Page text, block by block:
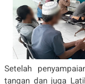
Setelah
tangan dan juga